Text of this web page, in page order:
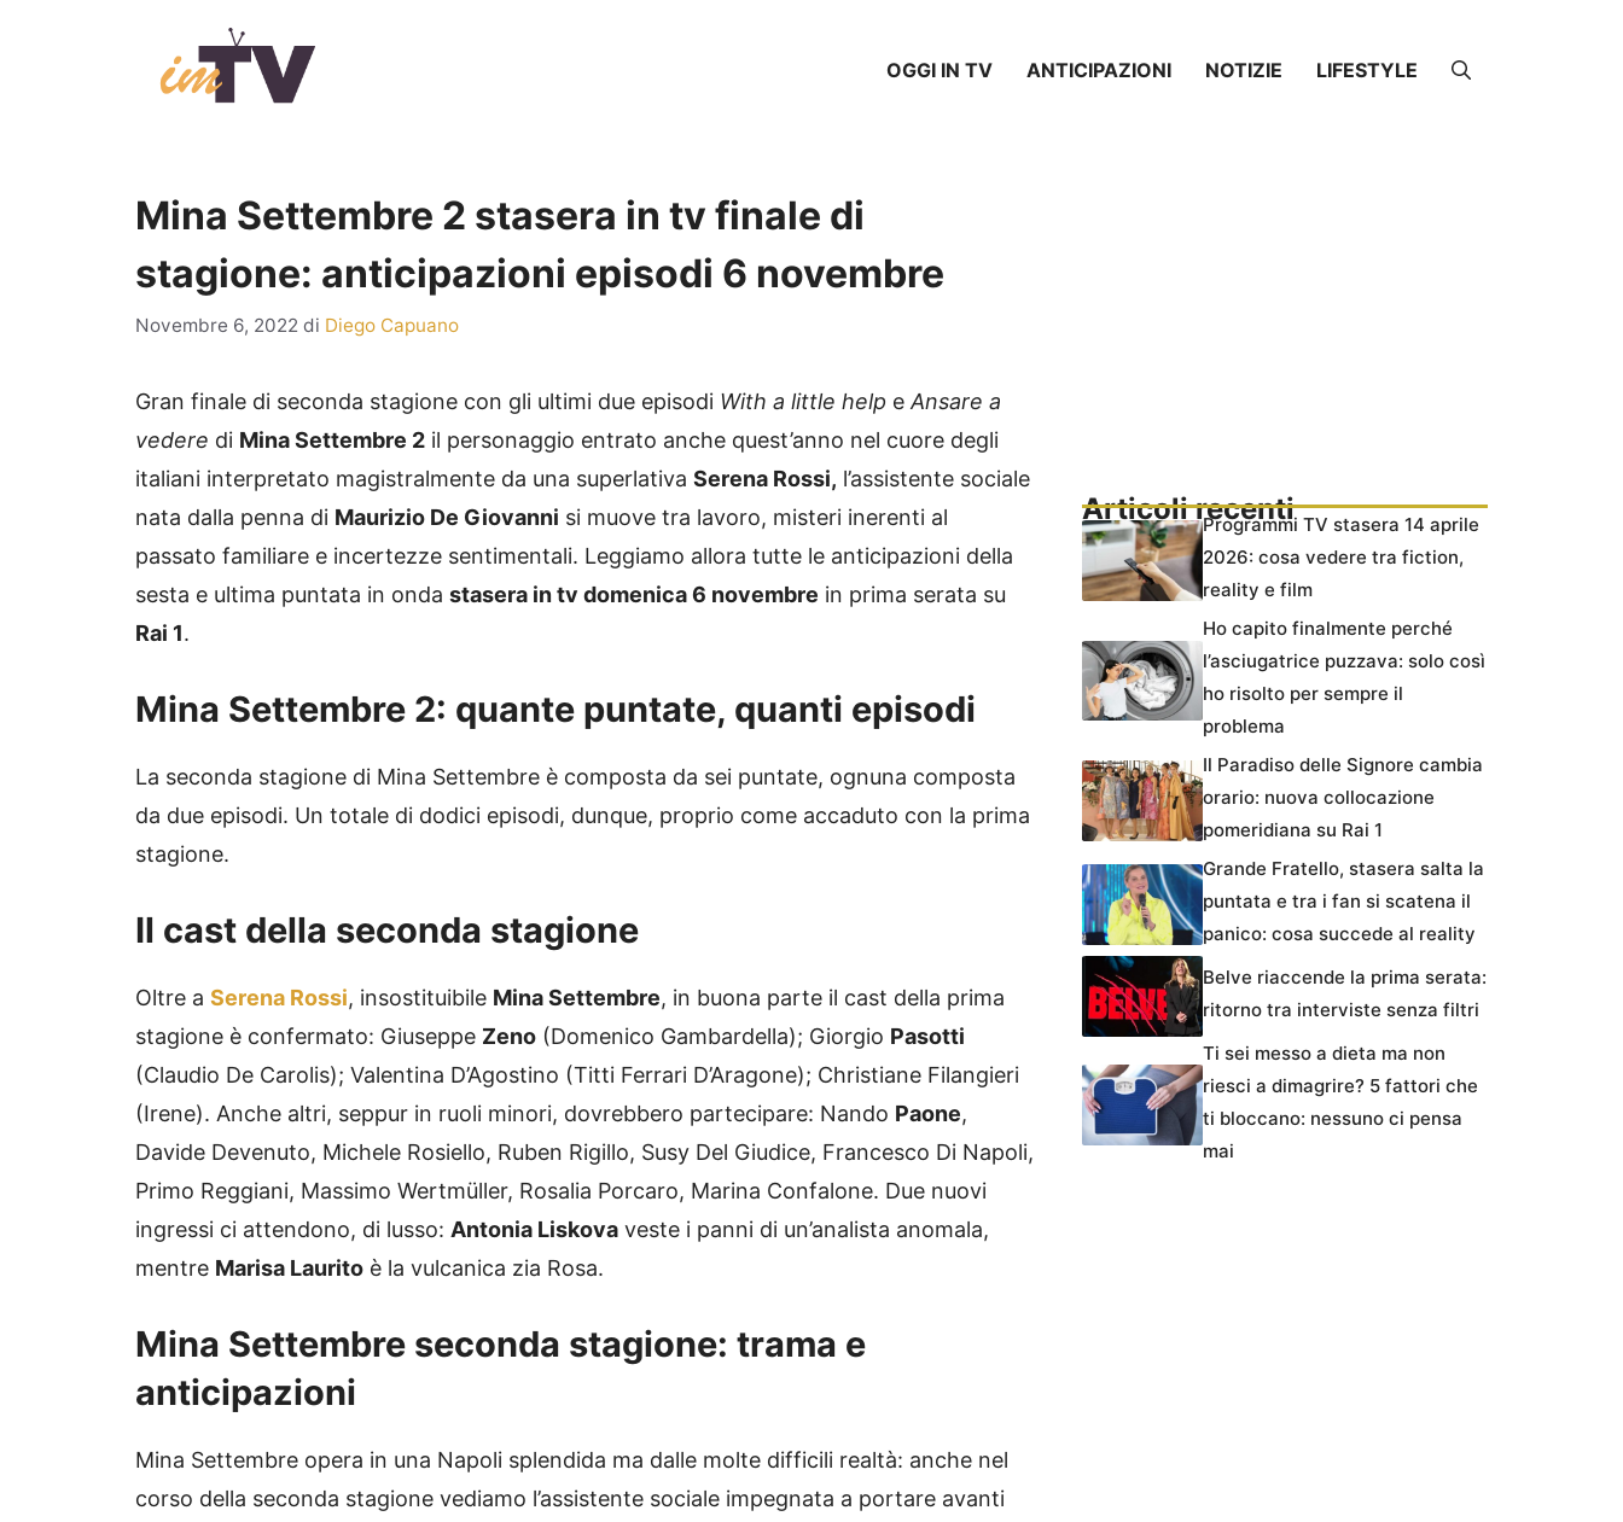
OGGI IN TV ANTICIPAZIONI NOTIZIE LIFESTYLE
Mina Settembre 2 stasera in tv finale di
stagione: anticipazioni episodi 6 novembre
Novembre 6, 2022 di Diego Capuano
Gran finale di seconda stagione con gli ultimi due episodi With a little help e Ansare a
vedere di Mina Settembre 2 il personaggio entrato anche quest’anno nel cuore degli
italiani interpretato magistralmente da una superlativa Serena Rossi, l’assistente sociale
nata dalla penna di Maurizio De Giovanni si muove tra lavoro, misteri inerenti al
passato familiare e incertezze sentimentali. Leggiamo allora tutte le anticipazioni della
sesta e ultima puntata in onda stasera in tv domenica 6 novembre in prima serata su
Rai 1.
Mina Settembre 2: quante puntate, quanti episodi
La seconda stagione di Mina Settembre è composta da sei puntate, ognuna composta
da due episodi. Un totale di dodici episodi, dunque, proprio come accaduto con la prima
stagione.
Il cast della seconda stagione
Oltre a Serena Rossi, insostituibile Mina Settembre, in buona parte il cast della prima
stagione è confermato: Giuseppe Zeno (Domenico Gambardella); Giorgio Pasotti
(Claudio De Carolis); Valentina D’Agostino (Titti Ferrari D’Aragone); Christiane Filangieri
(Irene). Anche altri, seppur in ruoli minori, dovrebbero partecipare: Nando Paone,
Davide Devenuto, Michele Rosiello, Ruben Rigillo, Susy Del Giudice, Francesco Di Napoli,
Primo Reggiani, Massimo Wertmüller, Rosalia Porcaro, Marina Confalone. Due nuovi
ingressi ci attendono, di lusso: Antonia Liskova veste i panni di un’analista anomala,
mentre Marisa Laurito è la vulcanica zia Rosa.
Mina Settembre seconda stagione: trama e
anticipazioni
Mina Settembre opera in una Napoli splendida ma dalle molte difficili realtà: anche nel
corso della seconda stagione vediamo l’assistente sociale impegnata a portare avanti
Articoli recentiProgrammi TV stasera 14 aprile
2026: cosa vedere tra fiction,
reality e film
Ho capito finalmente perché
l’asciugatrice puzzava: solo così
ho risolto per sempre il
problema
Il Paradiso delle Signore cambia
orario: nuova collocazione
pomeridiana su Rai 1
Grande Fratello, stasera salta la
puntata e tra i fan si scatena il
panico: cosa succede al reality
Belve riaccende la prima serata:
ritorno tra interviste senza filtri
Ti sei messo a dieta ma non
riesci a dimagrire? 5 fattori che
ti bloccano: nessuno ci pensa
mai